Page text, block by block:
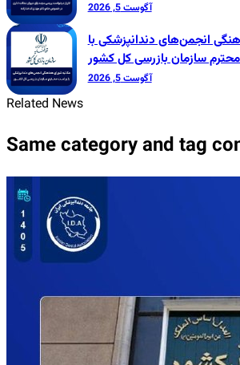
آگوست 5, 2026
انجمن‌های دندانپزشکی با
سازمان بازرسی کل کشور
آگوست 5, 2026
Related News
Same category and tag